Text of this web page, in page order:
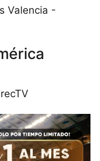
Valencia -